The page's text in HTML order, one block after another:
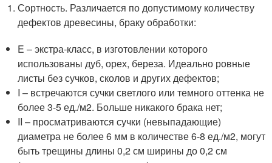
Сортность. Различается по допустимому количеству
дефектов древесины, браку обработки:
E – экстра-класс, в изготовлении которого
использованы дуб, орех, береза. Идеально ровные
листы без сучков, сколов и других дефектов;
I – встречаются сучки светлого или темного оттенка не
более 3-5 ед./м2. Больше никакого брака нет;
II – просматриваются сучки (невыпадающие)
диаметра не более 6 мм в количестве 6-8 ед./м2, могут
быть трещины длины 0,2 см ширины до 0,2 см